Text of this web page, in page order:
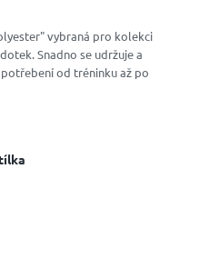
vybraná pro kolekci
Snadno se udržuje a
od tréninku až po